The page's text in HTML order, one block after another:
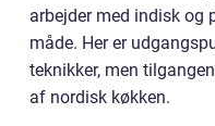
arbejder med indisk og
måde. Her er
teknikker, men
af nordisk køkken.